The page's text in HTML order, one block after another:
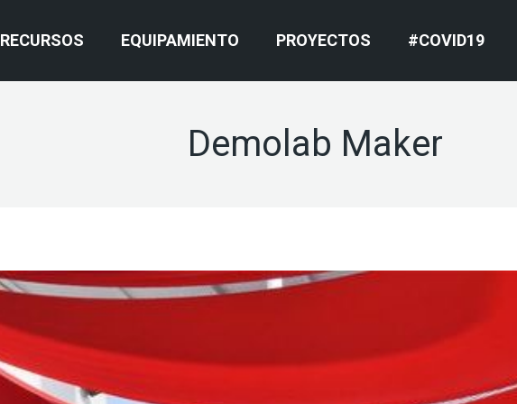
RECURSOS EQUIPAMIENTO PROYECTOS #COVID19
Demolab Maker